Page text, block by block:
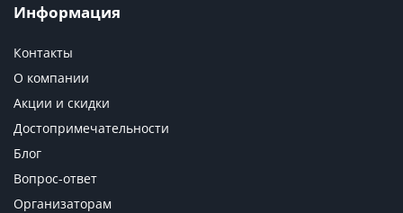
Информация
Контакты
О компании
Акции и скидки
Достопримечательности
Блог
Вопрос-ответ
Организаторам